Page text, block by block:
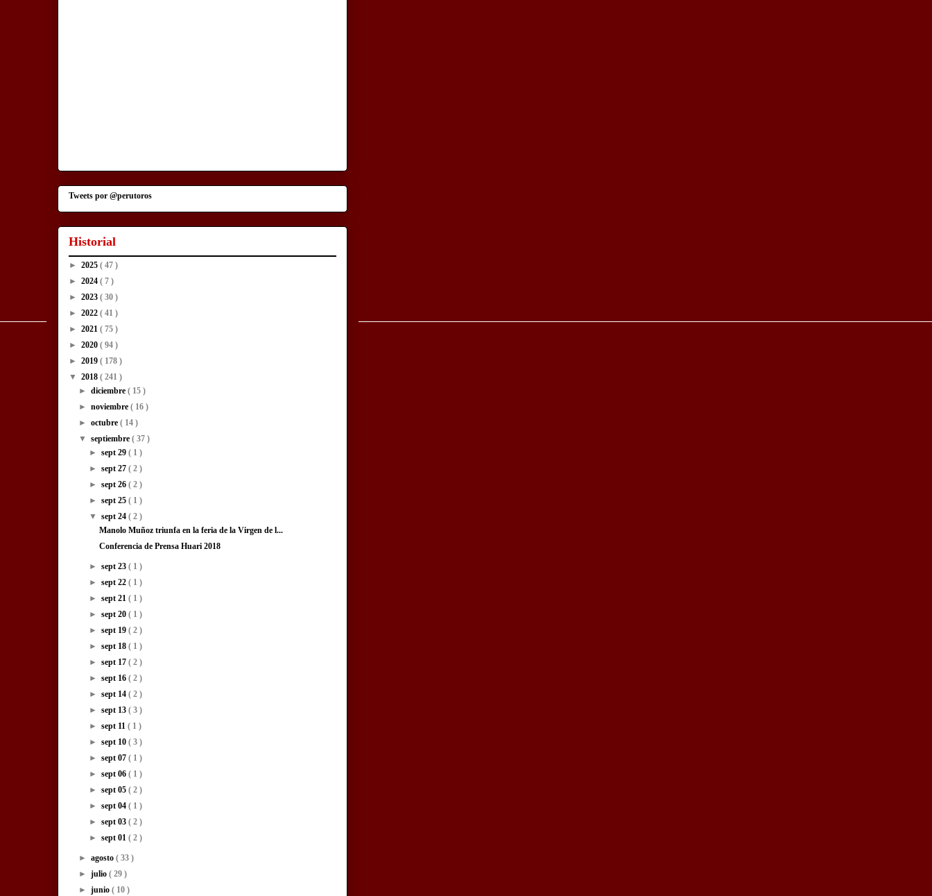
Tweets por @perutoros
Historial
► 2025 ( 47 )
► 2024 ( 7 )
► 2023 ( 30 )
► 2022 ( 41 )
► 2021 ( 75 )
► 2020 ( 94 )
► 2019 ( 178 )
▼ 2018 ( 241 )
►diciembre( 15 )
►noviembre( 16 )
►octubre( 14 )
▼septiembre( 37 )
► sept 29 ( 1 )
► sept 27 ( 2 )
► sept 26 ( 2 )
► sept 25 ( 1 )
▼ sept 24 ( 2 )
Manolo Muñoz triunfa en la feria de la Virgen de l...
Conferencia de Prensa Huari 2018
► sept 23 ( 1 )
► sept 22 ( 1 )
► sept 21 ( 1 )
► sept 20 ( 1 )
► sept 19 ( 2 )
► sept 18 ( 1 )
► sept 17 ( 2 )
► sept 16 ( 2 )
► sept 14 ( 2 )
► sept 13 ( 3 )
► sept 11 ( 1 )
► sept 10 ( 3 )
► sept 07 ( 1 )
► sept 06 ( 1 )
► sept 05 ( 2 )
► sept 04 ( 1 )
► sept 03 ( 2 )
► sept 01 ( 2 )
►agosto( 33 )
►julio( 29 )
►junio( 10 )